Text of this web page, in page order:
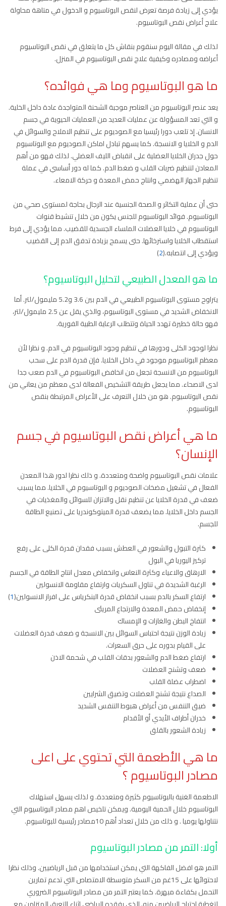
يؤدي إلى زيادة فرصة تعرض لنقص البوتاسيوم و الدخول في متاهة محاولة
علاج أعراض نقص البوتاسيوم.
لذلك في مقالة اليوم سنقوم بنقاش كل ما يتعلق في نقص البوتاسيوم
أعراضه ومصادره وكيفية علاج نقص البوتاسيوم في المنزل.
ما هو البوتاسيوم وما هي فوائده؟
يعد عنصر البوتاسيوم من العناصر موجبة الشحنة المتواجدة عادة داخل الخلية.
و التي تعد المسؤولة عن عمليات العديد من العمليات الحيوية في جسم
الانسان. إذ تلعب دورا رئيسيا مع الصوديوم على تنظيم الاملاح والسوائل في
الدم و الخلايا و الانسجة. كما يسهم تبادل اماكن الصوديوم مع البوتاسيوم
حول جدران الخلايا العضلية على انقباض الليف العضلي. لذلك فهو من أهم
المعادن لتنظيم ضربات القلب و ضغط الدم. كما له دور أساسي في عملة
تنظيم الجهاز الهضمي وانتاج حمض المعدة و حركة الامعاء.
حتى أن عملية التكاثر و الصحة الجنسية عند الرجال بحاجة لمستوى صحي من
البوتاسيوم. فوائد البوتاسيوم للجنس يكون من خلال تنشيط قنوات
البوتاسيوم في خلايا العضلات الملساء الجسدية للقضيب. مما يؤدي إلى فرط
استقطاب الخلايا واسترخائها. حتى يسمح بزيادة تدفق الدم إلى القضيب
ويؤدي إلى انتصابه.(2
)
ما هو المعدل الطبيعي لتحليل البوتاسيوم؟
يتراوح مستوى البوتاسيوم الطبيعي في الدم بين 3.6 و5.2 مليمول/لتر. أما
الانخفاض الشديد في مستوى البوتاسيوم، والذي يقل عن 2.5 مليمول/لتر،
فهو حالة خطيرة تهدد الحياة وتتطلب الرعاية الطبية الفورية.
نظرا لوجود الكلى ودورها في تنظيم وجود البوتاسيوم في الدم. و نظرا لأن
معظم البوتاسيوم موجود في داخل الخلايا. فإن قدرة الدم على سحب
البوتاسيوم من الانسجة تجعل من انخافض البوتاسيوم في الدم صعب جدا
لدى الاصحاء. مما يجعل طريقة التشخيص الفعالة لدى معظم من يعاني من
نقص البوتاسيوم. هو من خلال التعرف على الأعراض المرتبطة بنقص
البوتاسيوم.
ما هي أعراض نقص البوتاسيوم في جسم
الإنسان؟
علامات نقص البوتاسيوم واضحة ومتعددة. و ذلك نظرا لدور هذا المعدن
الفعال في تشغيل مضخات الصوديوم و البوتاسيوم في الخلايا. مما يسبب
ضعف في قدرة الخلايا عن تنظيم نقل والاتزان للسوائل والمغذيات في
الجسم داخل الخلايا. مما يضعف قدرة الميتوكوندريا على تصنيع الطاقة
للجسم.
كثرة التبول والشعور في العطش بسبب فقدان قدرة الكلى على رفع
تركيز اليوريا في البول
الارهاق والاعياء وكثرة النعاس وانخفاض معدل انتاج الطاقة في الجسم
الرغبة الشديدة في تناول السكريات وارتفاع مقاومة الانسولين
ارتفاع السكر بالدم بسبب انخفاض قدرة البنكرياس على افراز الانسولين(1
)
إنخفاض حمض المعدة والارتجاع المريئى
انتفاخ البطن والغازات و الإمساك
زيادة الوزن نتيجة احتباس السوائل بين الانسجة و ضعف قدرة العضلات
على القيام بدوره على حرق السعرات.
ارتفاع ضغط الدم والشعور بدقات القلب في شحمة الاذن
ضعف وتشنج العضلات
اضطراب عضلة القلب
الصداع نتيجة تشنج العضلات وتضيق الشرايين
ضيق التنفس من أعراض هبوط التنفس الشديد
خدران أطراف الأيدي أو الأقدام
زيادة الشعور بالقلق
ما هي الأطعمة التي تحتوي على اعلى
مصادر البوتاسيوم ؟
الاطعمة الغنية بالبوتاسيوم كثيرة ومتعددة. و لذلك يسهل استهلاك
البوتاسيوم خلال الحمية اليومية. ويمكن تلخيص اهم مصادر البوتاسيوم التي
نتناولها يوميا . و ذلك من خلال تعداد أهم 10مصادر رئيسية للبوتاسيوم.
أولا: التمر منمصادر البوتاسيوم
التمر هو افضل الفاكهة التي يمكن استخدامها من قبل الرياضيين. وذلك نظرا
لاحتوائها على 15غم من السكر متوسطة الامتصاص التي تدعم تمارين
التحمل بكفاءة مبهرة. كما يعتبر التمر من مصادر البوتاسيوم الضروري